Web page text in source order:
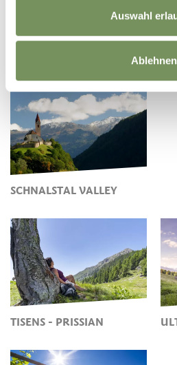
Auswahl
Ablehnen
SCHNALSTAL VALLEY
TISENS - PRISSIAN